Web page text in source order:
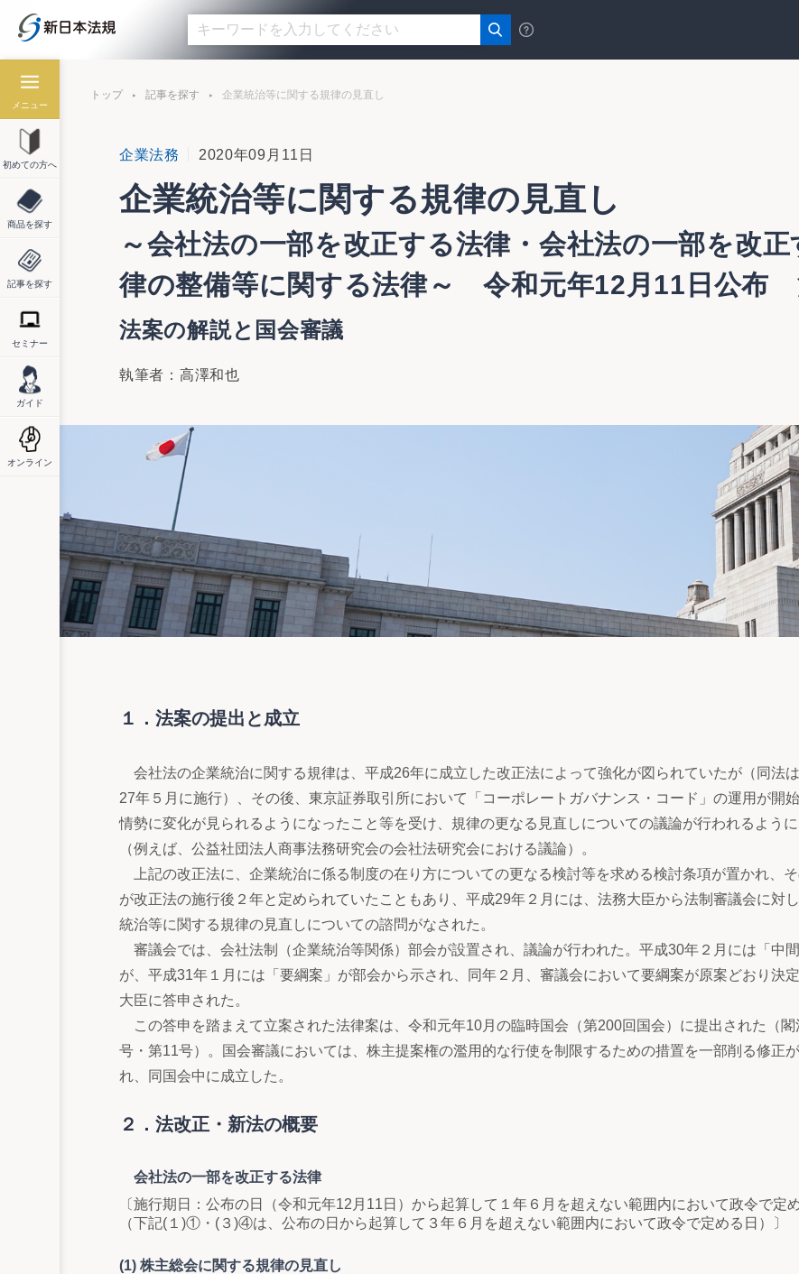
メニュー
初めての方へ
商品を探す
記事を探す
セミナー
ガイド
オンライン
トップ 記事を探す 企業統治等に関する規律の見直し
企業法務 2020年09月11日
企業統治等に関する規律の見直し
～会社法の一部を改正する法律・会社法の一部を改
律の整備等に関する法律～ 令和元年12月11日公布
法案の解説と国会審議
執筆者：高澤和也
１．法案の提出と成立
会社法の企業統治に関する規律は、平成26年に成立した改正法によって強化が図られていたが（同法
27年５月に施行）、その後、東京証券取引所において「コーポレートガバナンス・コード」の運用が開始
情勢に変化が見られるようになったこと等を受け、規律の更なる見直しについての議論が行われるよう
（例えば、公益社団法人商事法務研究会の会社法研究会における議論）。
上記の改正法に、企業統治に係る制度の在り方についての更なる検討等を求める検討条項が置かれ、
が改正法の施行後２年と定められていたこともあり、平成29年２月には、法務大臣から法制審議会に対
統治等に関する規律の見直しについての諮問がなされた。
審議会では、会社法制（企業統治等関係）部会が設置され、議論が行われた。平成30年２月には「中間
が、平成31年１月には「要綱案」が部会から示され、同年２月、審議会において要綱案が原案どおり決定
大臣に答申された。
この答申を踏まえて立案された法律案は、令和元年10月の臨時国会（第200回国会）に提出された（閣
号・第11号）。国会審議においては、株主提案権の濫用的な行使を制限するための措置を一部削る修正
れ、同国会中に成立した。
２．法改正・新法の概要
会社法の一部を改正する法律
〔施行期日：公布の日（令和元年12月11日）から起算して１年６月を超えない範囲内において政令で定
（下記(１)①・(３)④は、公布の日から起算して３年６月を超えない範囲内において政令で定める日）〕
(1) 株主総会に関する規律の見直し